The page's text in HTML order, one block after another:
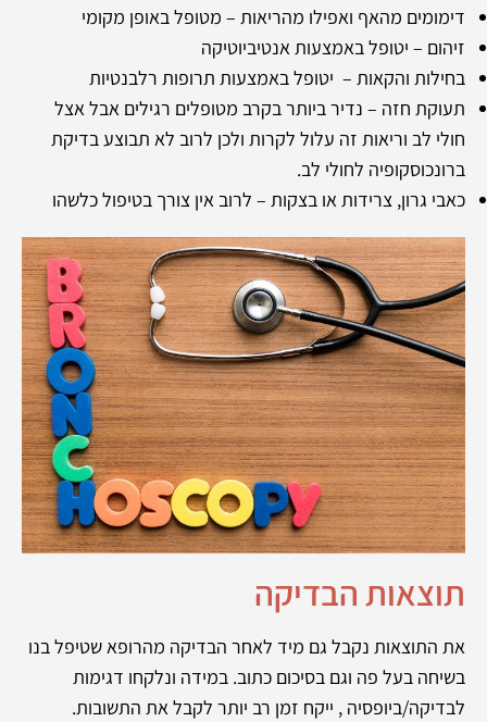
דימומים מהאף ואפילו מהריאות – מטופל באופן מקומי
זיהום – יטופל באמצעות אנטיביוטיקה
בחילות והקאות – יטופל באמצעות תרופות רלבנטיות
תעוקת חזה – נדיר ביותר בקרב מטופלים רגילים אבל אצל
חולי לב וריאות זה עלול לקרות ולכן לרוב לא תבוצע בדיקת
ברונכוסקופיה לחולי לב.
כאבי גרון, צרידות או בצקות – לרוב אין צורך בטיפול כלשהו
תוצאות הבדיקה
את התוצאות נקבל גם מיד לאחר הבדיקה מהרופא שטיפל בנו
בשיחה בעל פה וגם בסיכום כתוב. במידה ונלקחו דגימות
לבדיקה/ביופסיה , ייקח זמן רב יותר לקבל את התשובות.